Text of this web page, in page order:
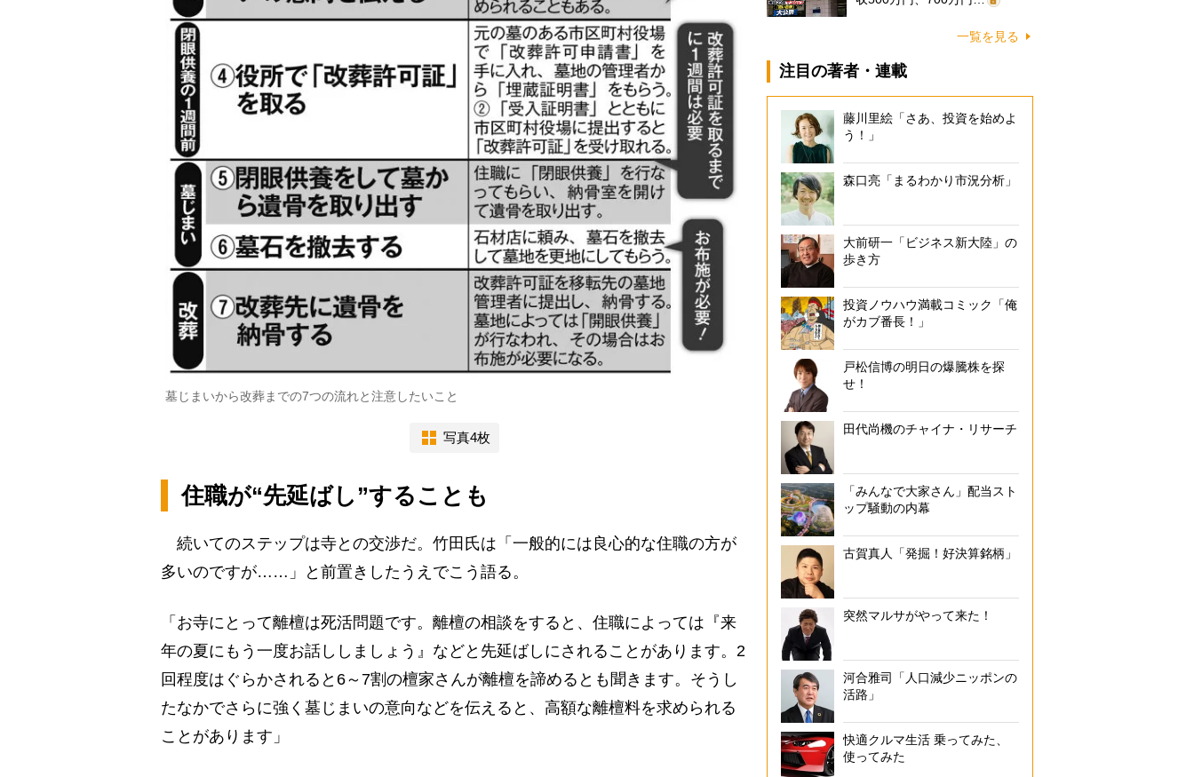
墓じまいから改葬までの7つの流れと注意したいこと
写真4枚
住職が“先延ばし”することも
続いてのステップは寺との交渉だ。竹田氏は「一般的には良心的な住職の方が
多いのですが……」と前置きしたうえでこう語る。
「お寺にとって離檀は死活問題です。離檀の相談をすると、住職によっては『来
年の夏にもう一度お話ししましょう』などと先延ばしにされることがあります。2
回程度はぐらかされると6～7割の檀家さんが離檀を諦めるとも聞きます。そうし
たなかでさらに強く墓じまいの意向などを伝えると、高額な離檀料を求められる
ことがあります」
一覧を見る
注目の著者・連載
藤川里絵「さあ、投資を始めよ
う！」
森口亮「まるわかり市況分析」
大前研一「ビジネス新大陸」の
歩き方
投資ノウハウ満載コミック「俺
がカブ番長！」
戸松信博の明日の爆騰株を探
せ！
田代尚機のチャイナ・リサーチ
「みんなで大家さん」配当スト
ップ騒動の内幕
古賀真人「発掘！好決算銘柄」
突然マルサがやって来た！
河合雅司「人口減少ニッポンの
活路」
快適クルマ生活 乗ってみた、
使ってみた